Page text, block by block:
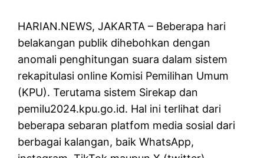
HARIAN.NEWS, JAKARTA – Beberapa hari
belakangan publik dihebohkan dengan
anomali penghitungan suara dalam sistem
rekapitulasi online Komisi Pemilihan Umum
(KPU). Terutama sistem Sirekap dan
pemilu2024.kpu.go.id. Hal ini terlihat dari
beberapa sebaran platfom media sosial dari
berbagai kalangan, baik WhatsApp,